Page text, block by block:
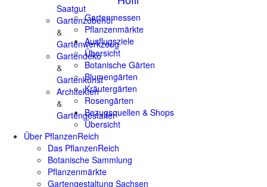
Saatgut
Gartenzubehör
&
Gartenwerkzeug
Gartendeko
&
Gartenkunst
Architekten
&
Gartengestalter
Gartenmessen
Pflanzenmärkte
Ausflugsziele
Übersicht
Botanische Gärten
Blumengärten
Kräutergärten
Rosengärten
Bezugsquellen & Shops
Übersicht
Über PflanzenReich
Das PflanzenReich
Botanische Sammlung
Pflanzenmärkte
Gartengestaltung Sachsen